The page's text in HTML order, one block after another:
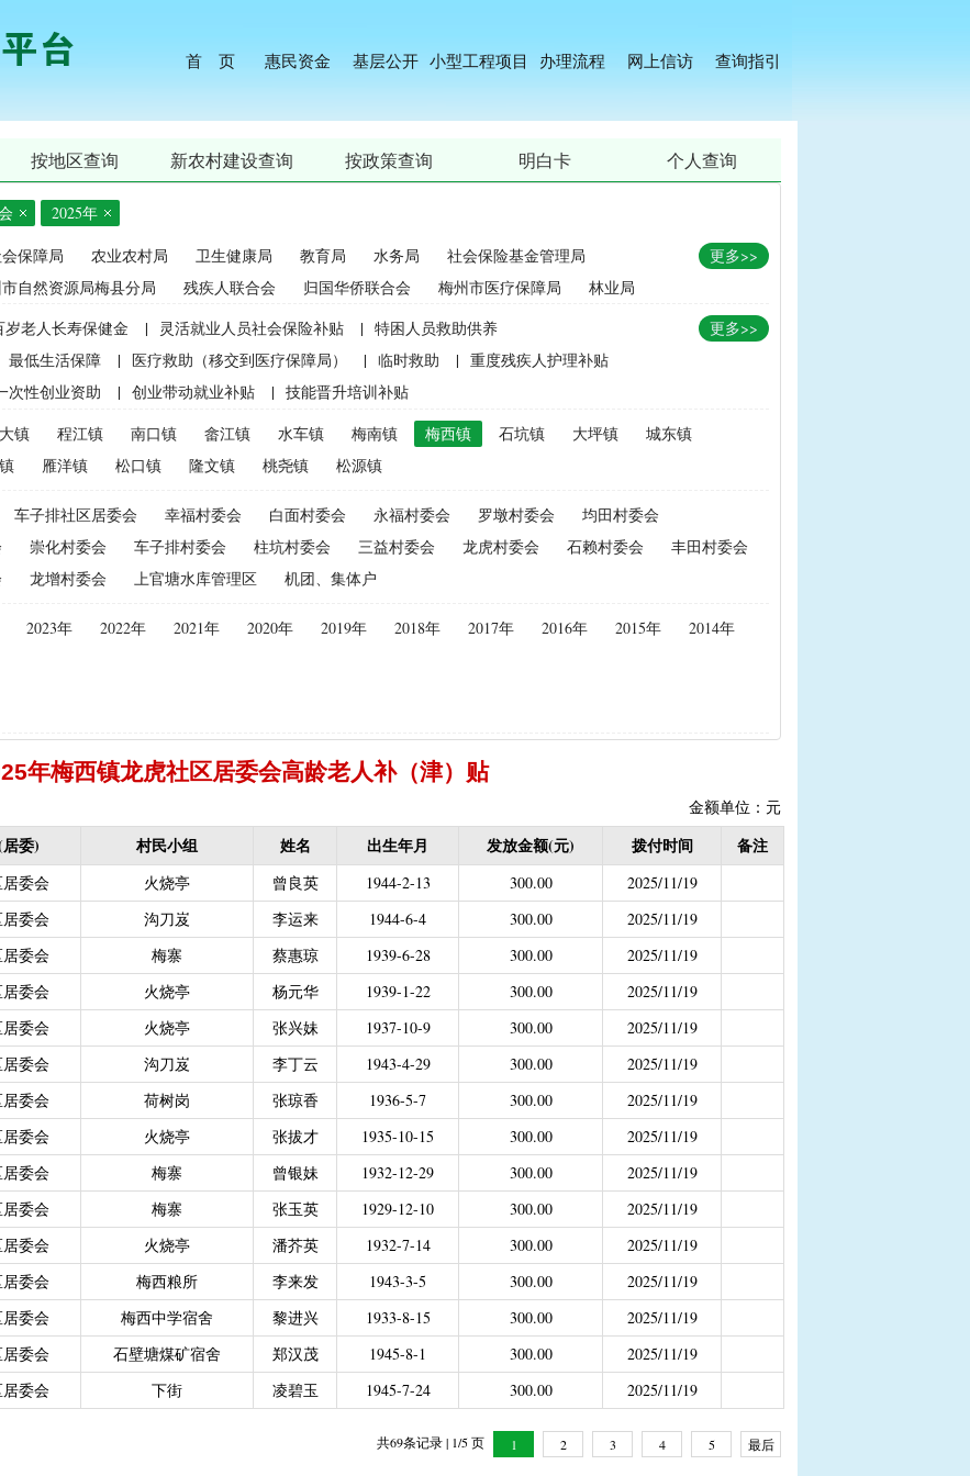
首 页 惠民资金 基层公开 小型工程项目 办理流程 网上信访 查询指引
按地区查询 新农村建设查询 按政策查询 明白卡 个人查询
2025年
保障局 农业农村局 卫生健康局 教育局 水务局
社会保险基金管理局
自然资源局梅县分局 残疾人联合会 归国华侨联合会 梅州市医疗保障局 林业局
更多>>
岁老人长寿保健金 | 灵活就业人员社会保险补贴 | 特困人员救助供养
最低生活保障 | 医疗救助（移交到医疗保障局） | 临时救助 | 重度残疾人护理补贴
次性创业资助 | 创业带动就业补贴 | 技能晋升培训补贴
精准资助（2021年秋季学期起不再实施） | 中等职业学校国家助学金 | 畜牧品种改良经费
种补贴（2015年更改为“耕地地力保护补贴”） | 屠宰环节病害猪无害化处理补助
年更改为“耕地地力保护补贴”） | 优质后备母奶牛饲养补贴
政策性能繁母猪保险费补贴
建档立卡贫困户 | 政策性家禽、生猪养殖保险保费补贴 | 农机购置补贴 |
耕地地力保护补贴
已结束） | 生猪规模化养殖场无害化处理补助
农村示范村建设项目计划表
助资金
年至2020年按季度公开）
奖励 | 农村计划生育节育奖励（农村纯生二女结扎户奖励（2013年至2020年按季度公开））
学生生活费补助 | 普通高中国家助学金 | 中等职业学校国家助学金
卡免学杂费补助
合并到“普通高中建档立卡和非建档立卡免学杂费补助”） |
中等职业学校学生免学费补助
学生生活费（2016年至2021年，已结束） | 大中型水库移民后期扶持资金
村危房改造 | 基本农田保护经济补偿 | 残疾人自主创业就业
年至2016年，已移至民政局） | 重度残疾人医疗保险
育阶段残疾学生补贴） |
低保残疾人生活津贴（2013年至2016年，已移至民政局）
人缴纳城乡居民基本养老保险费
广东省贫困归侨扶贫救助专项补助
城乡居民医保零星报销 |
困难群众医疗救助
年4月之前社保局公开的数据）
城乡居民医保零星报销（2021年4月之前社保局公开的数据）
资金
更多>>
镇 程江镇 南口镇 畲江镇 水车镇 梅南镇 梅西镇 石坑镇 大坪镇
城东镇
雁洋镇 松口镇 隆文镇 桃尧镇 松源镇
车子排社区居委会 幸福村委会 白面村委会 永福村委会 罗墩村委会
均田村委会
崇化村委会 车子排村委会 柱坑村委会 三益村委会 龙虎村委会 石赖村委会
丰田村委会
龙增村委会 上官塘水库管理区 机团、集体户
2023年 2022年 2021年 2020年 2019年 2018年 2017年 2016年 2015年
2014年
年梅西镇龙虎社区居委会高龄老人补（津）贴
金额单位：元
委) 村民小组 姓名 出生年月 发放金额(元) 拨付时间 备注
委会 火烧亭 曾良英 1944-2-13 300.00
2025/11/19
委会 沟刀岌 李运来 1944-6-4 300.00
2025/11/19
委会 梅寨 蔡惠琼 1939-6-28 300.00
2025/11/19
委会 火烧亭 杨元华 1939-1-22 300.00
2025/11/19
委会 火烧亭 张兴妹 1937-10-9 300.00
2025/11/19
委会 沟刀岌 李丁云 1943-4-29 300.00
2025/11/19
委会 荷树岗 张琼香 1936-5-7 300.00
2025/11/19
委会 火烧亭 张拔才 1935-10-15 300.00
2025/11/19
委会 梅寨 曾银妹 1932-12-29 300.00
2025/11/19
委会 梅寨 张玉英 1929-12-10 300.00
2025/11/19
委会 火烧亭 潘芥英 1932-7-14 300.00
2025/11/19
委会 梅西粮所 李来发 1943-3-5 300.00
2025/11/19
委会 梅西中学宿舍 黎进兴 1933-8-15 300.00
2025/11/19
委会 石壁塘煤矿宿舍 郑汉茂 1945-8-1 300.00
2025/11/19
委会 下街 凌碧玉 1945-7-24 300.00 2025/11/19
共69条记录 | 1/5 页 1 2 3 4 5
最后